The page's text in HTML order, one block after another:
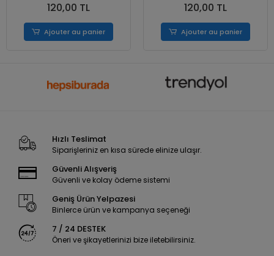
120,00 TL
Ajouter au panier
120,00 TL
Ajouter au panier
Hızlı Teslimat
Siparişleriniz en kısa sürede elinize ulaşır.
Güvenli Alışveriş
Güvenli ve kolay ödeme sistemi
Geniş Ürün Yelpazesi
Binlerce ürün ve kampanya seçeneği
7 / 24 DESTEK
Öneri ve şikayetlerinizi bize iletebilirsiniz.